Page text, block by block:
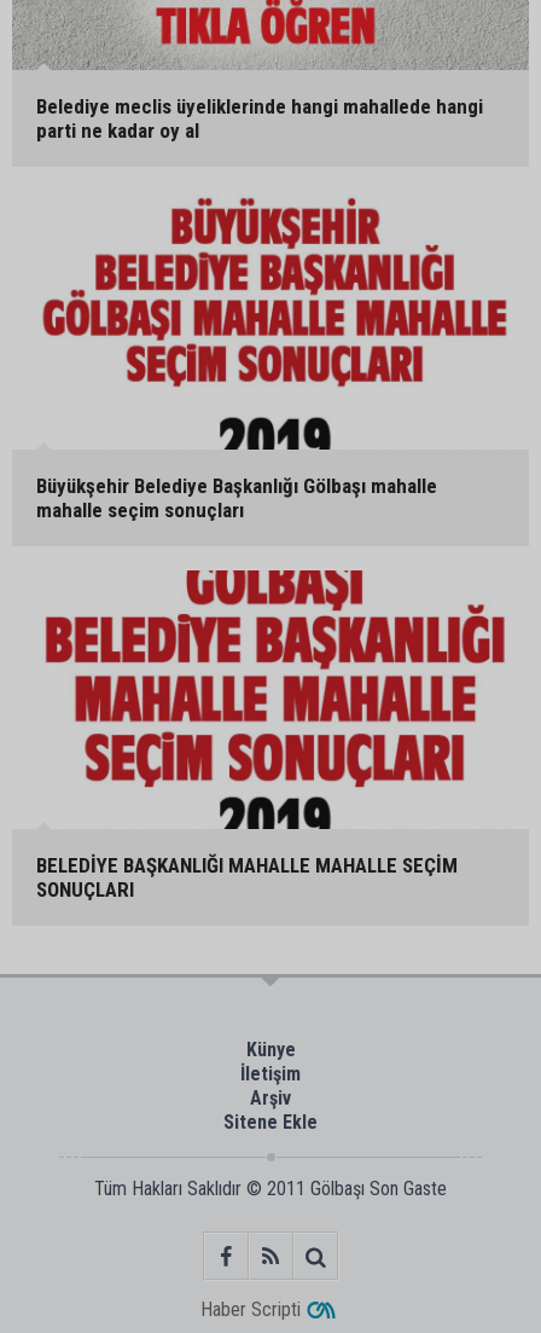
Belediye meclis üyeliklerinde hangi mahallede hangi
parti ne kadar oy al
Büyükşehir Belediye Başkanlığı Gölbaşı mahalle
mahalle seçim sonuçları
BELEDİYE BAŞKANLIĞI MAHALLE MAHALLE SEÇİM
SONUÇLARI
Künye
İletişim
Arşiv
Sitene Ekle
Tüm Hakları Saklıdır © 2011 Gölbaşı Son Gaste
Haber Scripti